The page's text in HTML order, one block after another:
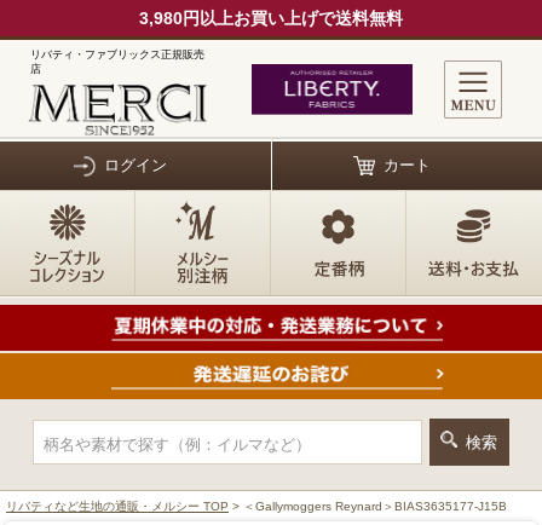
3,980円以上お買い上げで送料無料
リバティ・ファブリックス正規販売
店
ログイン カート
リバティなど生地の通販・メルシー TOP > ＜Gallymoggers Reynard＞BIAS3635177-J15B